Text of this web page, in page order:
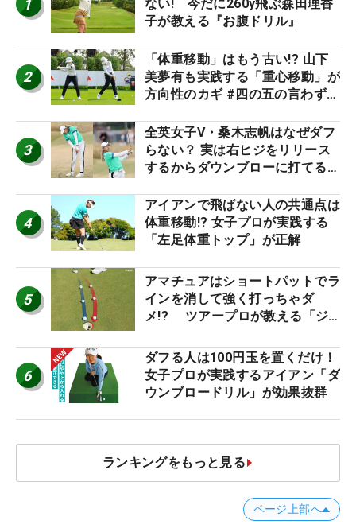
1
ない! 今だに260y飛ぶ森田理香
子が教える『お腹ドリル』
2
「体重移動」はもう古い!? 山下
美夢有も実践する「重心移動」が
方向性のカギ #四の五の言わず振
3
全英女子V・桑木志帆はなぜダフ
らない？ 実は右ヒジをリリース
するからダウンブローに打てる #
4
アイアンで飛ばない人の共通点は
体重移動!? 女子プロが実践する
「左足体重トップ」が正解
5
アマチュアはショートパットでラ
インを消して強く打っちゃダ
メ!? ツアープロが教える「ジ
減するワケ
6
ダフる人は100円玉を置くだけ！
女子プロが実践するアイアン「ダ
ウンブロードリル」が効果抜群
ランキングをもっと見る
ページ上部へ